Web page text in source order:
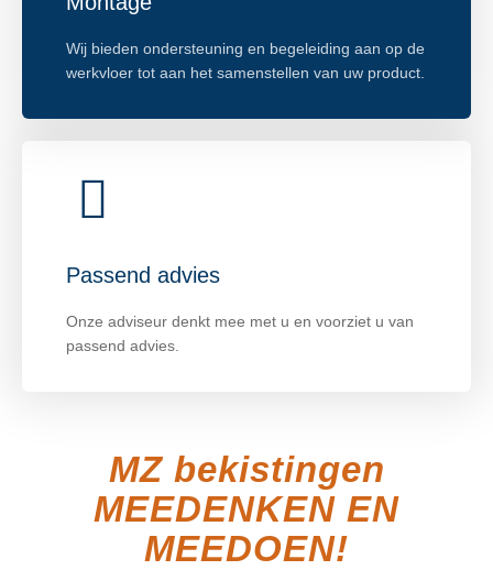
Wij bieden ondersteuning en begeleiding aan op de
werkvloer tot aan het samenstellen van uw product.
Passend advies
Onze adviseur denkt mee met u en voorziet u van
passend advies.
MZ bekistingen
MEEDENKEN EN
MEEDOEN!